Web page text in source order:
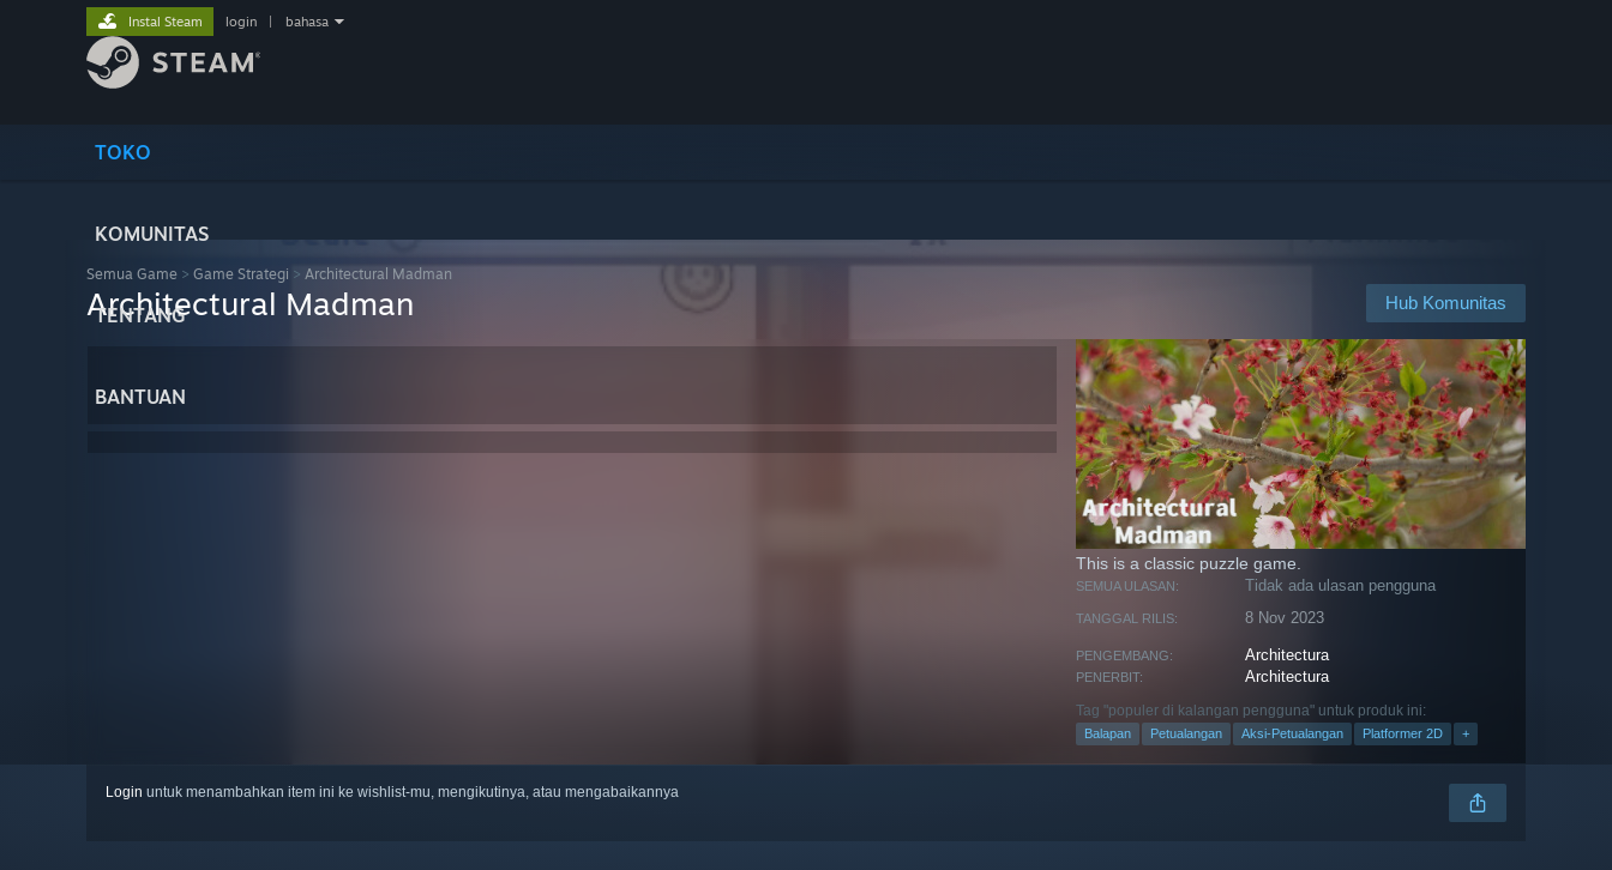
TOKO
KOMUNITAS
TENTANG
BANTUAN
Instal Steam login bahasa
Semua Game > Game Strategi > Architectural Madman
Hub Komunitas
Architectural Madman
This is a classic puzzle game.
SEMUA ULASAN: Tidak ada ulasan pengguna
TANGGAL RILIS: 8 Nov 2023
PENGEMBANG: Architectura
PENERBIT: Architectura
Tag "populer di kalangan pengguna" untuk produk ini:
Balapan Petualangan Aksi-Petualangan Platformer 2D +
Login untuk menambahkan item ini ke wishlist-mu, mengikutinya, atau mengabaikannya